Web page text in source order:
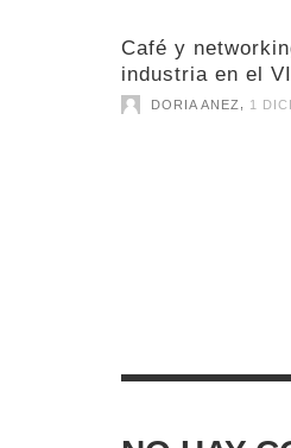
Café y
industria en el
DORIA ANEZ 1